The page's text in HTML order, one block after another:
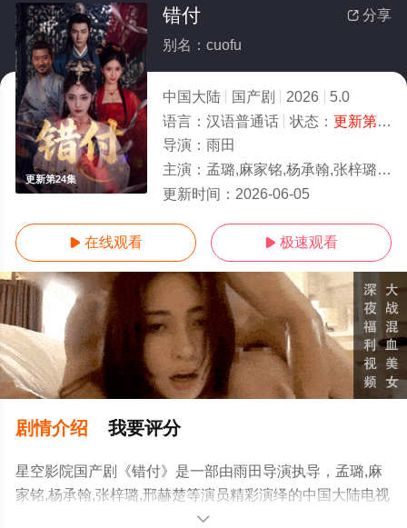
更新第24集
 分享
错付
别名：cuofu
中国大陆 国产剧 2026
5.0
语言： 汉语普通话 状态： 更新第24集
导演： 雨田
主演： 孟璐,麻家铭,杨承翰,张梓璐,邢赫楚
更新时间： 2026-06-05
 在线观看  极速观看
剧情介绍 我要评分
星空影院国产剧《错付》是一部由雨田导演执导，孟璐,麻
家铭,杨承翰,张梓璐,邢赫楚等演员精彩演绎的中国大陆电视
剧，手机免费观看高清无删减完整版电视剧全集就上星空
